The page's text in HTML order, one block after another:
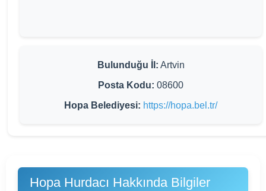
Bulunduğu İl: Artvin
Posta Kodu: 08600
Hopa Belediyesi: https://hopa.bel.tr/
Hopa Hurdacı Hakkında Bilgiler